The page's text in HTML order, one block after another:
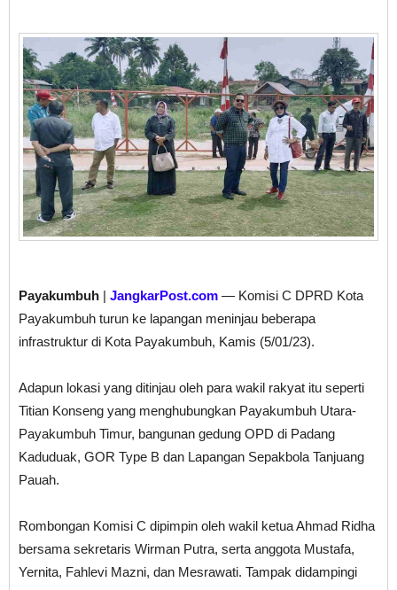
Payakumbuh | JangkarPost.com — Komisi C DPRD Kota
Payakumbuh turun ke lapangan meninjau beberapa
infrastruktur di Kota Payakumbuh, Kamis (5/01/23).
Adapun lokasi yang ditinjau oleh para wakil rakyat itu seperti
Titian Konseng yang menghubungkan Payakumbuh Utara-
Payakumbuh Timur, bangunan gedung OPD di Padang
Kaduduak, GOR Type B dan Lapangan Sepakbola Tanjuang
Pauah.
Rombongan Komisi C dipimpin oleh wakil ketua Ahmad Ridha
bersama sekretaris Wirman Putra, serta anggota Mustafa,
Yernita, Fahlevi Mazni, dan Mesrawati. Tampak didampingi